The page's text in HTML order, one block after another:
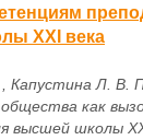
XXI века
, Капустина Л. В.
как
высшей школы